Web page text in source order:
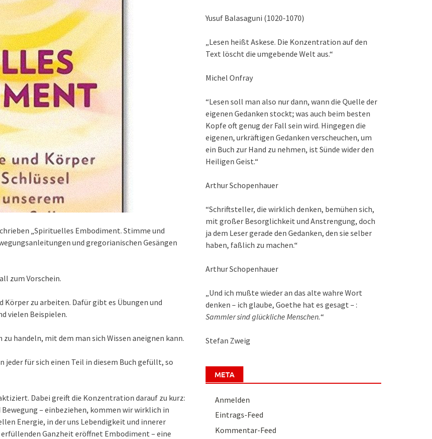
„Spirituelles Embodiment. Stimme und
und gregorianischen Gesängen
zum Vorschein.
zu arbeiten. Dafür gibt es Übungen und
vielen Beispielen.
handeln, mit dem man sich Wissen aneignen kann.
jeder für sich einen Teil in diesem Buch gefüllt, so
Dabei greift die Konzentration darauf zu kurz:
– einbeziehen, kommen wir wirklich in
Energie, in der uns Lebendigkeit und innerer
Ganzheit eröffnet Embodiment – eine
Yusuf Balasaguni (1020-1070)
„Lesen heißt Askese. Die Konzentration auf den
Text löscht die umgebende Welt aus.“
Michel Onfray
“Lesen soll man also nur dann, wann die Quelle der
eigenen Gedanken stockt; was auch beim besten
Kopfe oft genug der Fall sein wird. Hingegen die
eigenen, urkräftigen Gedanken verscheuchen, um
ein Buch zur Hand zu nehmen, ist Sünde wider den
Heiligen Geist.“
Arthur Schopenhauer
“Schriftsteller, die wirklich denken, bemühen sich,
mit großer Besorglichkeit und Anstrengung, doch
ja dem Leser gerade den Gedanken, den sie selber
haben, faßlich zu machen.“
Arthur Schopenhauer
„Und ich mußte wieder an das alte wahre Wort
denken – ich glaube, Goethe hat es gesagt – :
Sammler sind glückliche Menschen.“
Stefan Zweig
META
Anmelden
Eintrags-Feed
Kommentar-Feed